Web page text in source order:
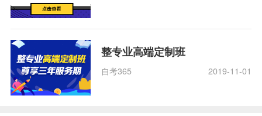
整专业高端定制班
自考365 2019-11-01